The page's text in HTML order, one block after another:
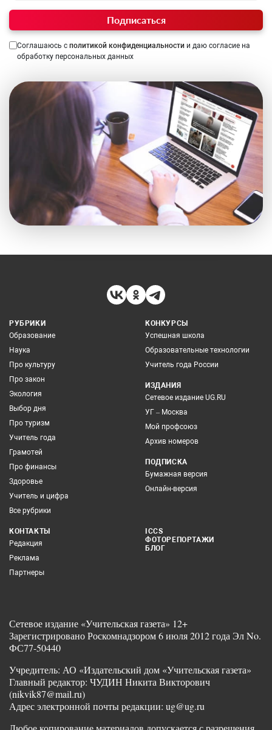
Подписаться
Соглашаюсь с политикой конфиденциальности и даю согласие на
обработку персональных данных
РУБРИКИ
Образование
Наука
Про культуру
Про закон
Экология
Выбор дня
Про туризм
Учитель года
Грамотей
Про финансы
Здоровье
Учитель и цифра
Все рубрики
КОНКУРСЫ
Успешная школа
Образовательные технологии
Учитель года России
ИЗДАНИЯ
Сетевое издание UG.RU
УГ – Москва
Мой профсоюз
Архив номеров
ПОДПИСКА
Бумажная версия
Онлайн-версия
КОНТАКТЫ
Редакция
Реклама
Партнеры
ICCS
ФОТОРЕПОРТАЖИ
БЛОГ
Сетевое издание «Учительская газета» 12+
Зарегистрировано Роскомнадзором 6 июля 2012 года Эл No.
ФС77-50440
Учредитель: АО «Издательский дом «Учительская газета»
Главный редактор: ЧУДИН Никита Викторович
(nikvik87@mail.ru)
Адрес электронной почты редакции: ug@ug.ru